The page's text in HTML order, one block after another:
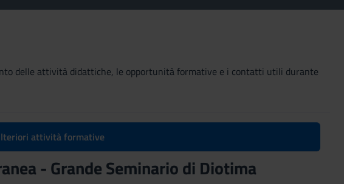
delle attività didattiche, le opportunità formative e i contatti utili durante
attività formative
- Grande Seminario di Diotima